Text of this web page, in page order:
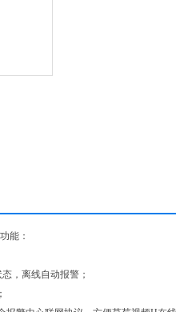
能：
，离线自动报警；